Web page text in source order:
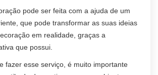
pode ser feita com a ajuda de um
que pode transformar as suas ideias
em realidade, graças a
que possui.
fazer esse serviço, é muito importante